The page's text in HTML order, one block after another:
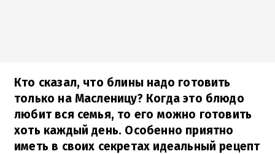
Кто сказал, что блины надо готовить
только на Масленицу? Когда это блюдо
любит вся семья, то его можно готовить
хоть каждый день. Особенно приятно
иметь в своих секретах идеальный рецепт